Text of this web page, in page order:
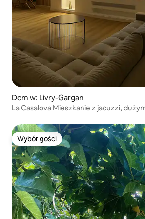
Dom w: Livry-Gargan
La Casalova Mieszkanie z jacuzzi,
Wybór gości
Wybór gości